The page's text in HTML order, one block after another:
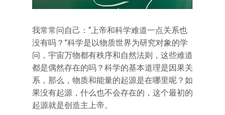
我常常问自己：“上帝和科学难道一点关系也
没有吗？”科学是以物质世界为研究对象的学
问，宇宙万物都有秩序和自然法则，这些难道
都是偶然存在的吗？科学的基本道理是因果关
系，那么，物质和能量的起源是在哪里呢？如
果没有起源，什么也不会存在的，这个最初的
起源就是创造主上帝。